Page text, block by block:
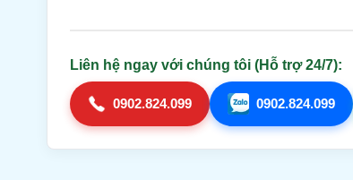
Liên hệ ngay với chúng tôi (Hỗ trợ 24/7):
0902.824.099 0902.824.099